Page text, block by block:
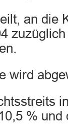
an die
wird
% und